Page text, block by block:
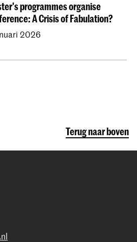
programmes organise
A Crisis of Fabulation?
2026
Terug naar boven